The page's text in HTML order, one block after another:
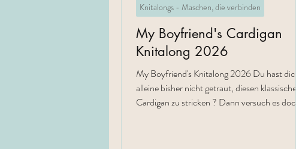
My Boyfriend's Cardigan
Knitalong 2026
My Boyfriend's Knitalong 2026 Du hast dich
alleine bisher nicht getraut, diesen klassischen
Cardigan zu stricken ? Dann versuch es doch
Knitalongs - Maschen, die verbinden